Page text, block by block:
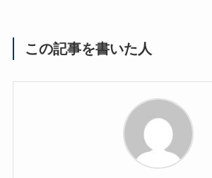
この記事を書いた人